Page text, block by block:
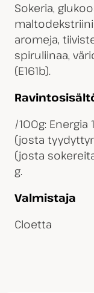
Sokeria,
aromeja,
spiruliinaa,
(E161b).
/100g: Energia
(josta
(josta
g.
Valmistaja
Cloetta